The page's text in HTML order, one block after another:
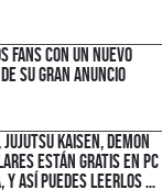
fans con un nuevo
su gran anuncio
Jujutsu Kaisen, Demon
están gratis en PC
y así puedes leerlos en